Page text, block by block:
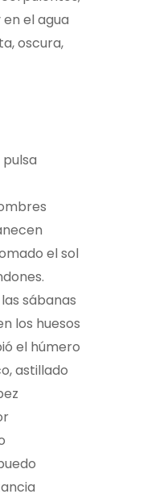
el agua
oscura,
el sol
sábanas
los huesos
el húmero
astillado